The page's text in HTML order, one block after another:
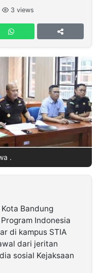
3 views
.
Kota Bandung
Indonesia
di kampus STIA
dari jeritan
sosial Kejaksaan